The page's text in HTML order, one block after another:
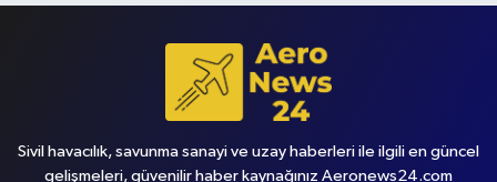
Sivil havacılık, savunma sanayi ve uzay haberleri ile ilgili en güncel
gelişmeleri, güvenilir haber kaynağınız Aeronews24.com